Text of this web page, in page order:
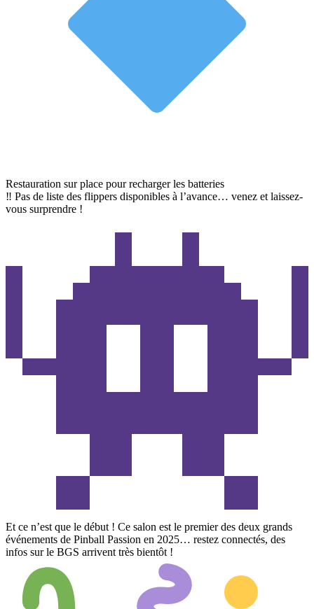
Restauration sur place pour recharger les batteries
‼ Pas de liste des flippers disponibles à l’avance… venez et laissez-
vous surprendre !
Et ce n’est que le début ! Ce salon est le premier des deux grands
événements de Pinball Passion en 2025… restez connectés, des
infos sur le BGS arrivent très bientôt !